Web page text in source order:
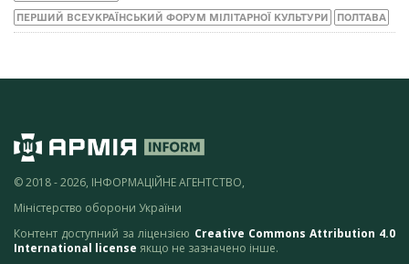
ПЕРШИЙ ВСЕУКРАЇНСЬКИЙ ФОРУМ МІЛІТАРНОЇ КУЛЬТУРИ ПОЛТАВА
© 2018 - 2026, ІНФОРМАЦІЙНЕ АГЕНТСТВО,
Міністерство оборони України
Контент доступний за ліцензією Creative Commons Attribution 4.0
International license якщо не зазначено інше.